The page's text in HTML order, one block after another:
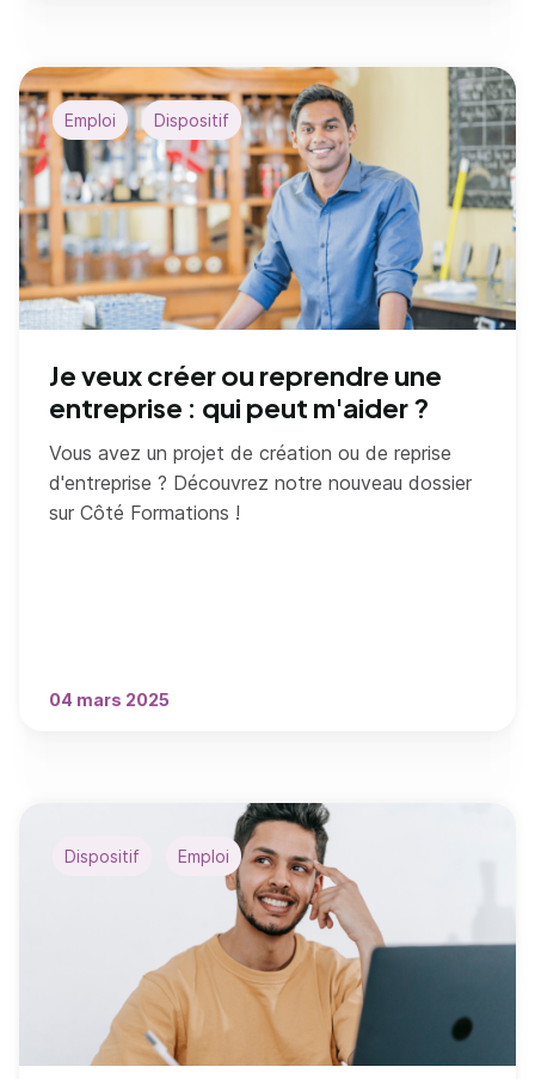
Je veux créer ou reprendre une
entreprise : qui peut m'aider ?
Vous avez un projet de création ou de reprise
d'entreprise ? Découvrez notre nouveau dossier
sur Côté Formations !
04 mars 2025
Emploi Dispositif
Dispositif Emploi